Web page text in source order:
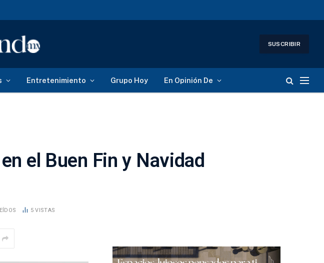
SUSCRIBIR
Entretenimiento Grupo Hoy En Opinión De
el Buen Fin y Navidad
5VISTAS